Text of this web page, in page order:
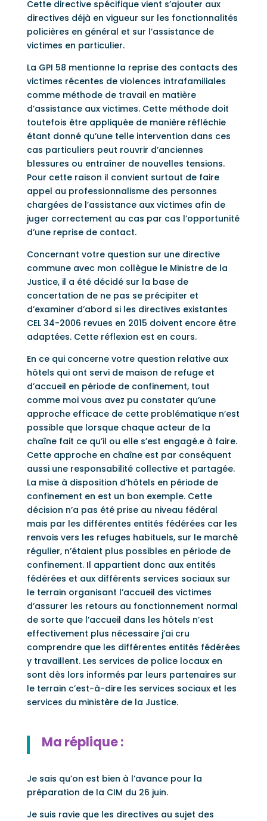
Cette directive spécifique vient s’ajouter aux
directives déjà en vigueur sur les fonctionnalités
policières en général et sur l’assistance de
victimes en particulier.
La GPI 58 mentionne la reprise des contacts des
victimes récentes de violences intrafamiliales
comme méthode de travail en matière
d’assistance aux victimes. Cette méthode doit
toutefois être appliquée de manière réfléchie
étant donné qu’une telle intervention dans ces
cas particuliers peut rouvrir d’anciennes
blessures ou entraîner de nouvelles tensions.
Pour cette raison il convient surtout de faire
appel au professionnalisme des personnes
chargées de l’assistance aux victimes afin de
juger correctement au cas par cas l’opportunité
d’une reprise de contact.
Concernant votre question sur une directive
commune avec mon collègue le Ministre de la
Justice, il a été décidé sur la base de
concertation de ne pas se précipiter et
d’examiner d’abord si les directives existantes
CEL 34-2006 revues en 2015 doivent encore être
adaptées. Cette réflexion est en cours.
En ce qui concerne votre question relative aux
hôtels qui ont servi de maison de refuge et
d’accueil en période de confinement, tout
comme moi vous avez pu constater qu’une
approche efficace de cette problématique n’est
possible que lorsque chaque acteur de la
chaîne fait ce qu’il ou elle s’est engagé.e à faire.
Cette approche en chaîne est par conséquent
aussi une responsabilité collective et partagée.
La mise à disposition d’hôtels en période de
confinement en est un bon exemple. Cette
décision n’a pas été prise au niveau fédéral
mais par les différentes entités fédérées car les
renvois vers les refuges habituels, sur le marché
régulier, n’étaient plus possibles en période de
confinement. Il appartient donc aux entités
fédérées et aux différents services sociaux sur
le terrain organisant l’accueil des victimes
d’assurer les retours au fonctionnement normal
de sorte que l’accueil dans les hôtels n’est
effectivement plus nécessaire j’ai cru
comprendre que les différentes entités fédérées
y travaillent. Les services de police locaux en
sont dès lors informés par leurs partenaires sur
le terrain c’est-à-dire les services sociaux et les
services du ministère de la Justice.
Ma réplique :
Je sais qu’on est bien à l’avance pour la
préparation de la CIM du 26 juin.
Je suis ravie que les directives au sujet des